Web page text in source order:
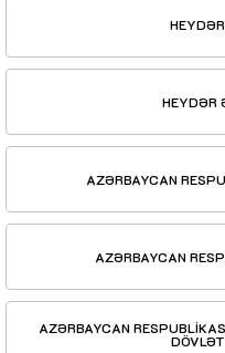
HEYDƏR
AZƏRBAYCAN
AZƏRBAYCAN
AZƏRBAYCAN